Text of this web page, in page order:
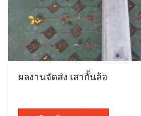
ผลงานจัดส่ง เสากั้นล้อ